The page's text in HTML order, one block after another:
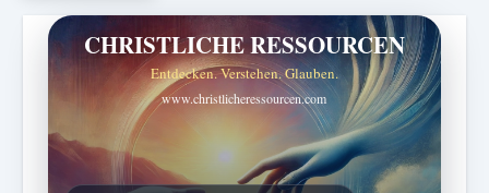
CHRISTLICHE RESSOURCEN
Entdecken. Verstehen. Glauben.
www.christlicheressourcen.com